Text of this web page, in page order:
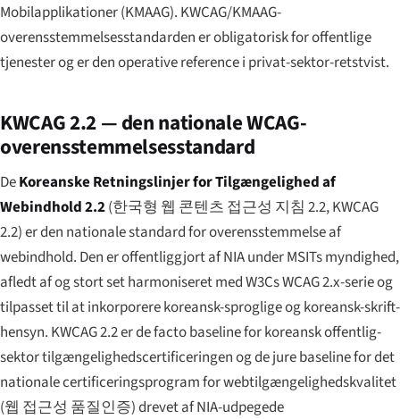
Mobilapplikationer (KMAAG). KWCAG/KMAAG-
overensstemmelses­standarden er obligatorisk for offentlige
tjenester og er den operative reference i privat-sektor-retstvist.
KWCAG 2.2 — den nationale WCAG-
overensstemmelses­standard
DeKoreanske Retningslinjer for Tilgængelighed af
Webindhold 2.2(한국형 웹 콘텐츠 접근성 지침 2.2, KWCAG
2.2) er den nationale standard for overensstemmelse af
webindhold. Den er offentliggjort af NIA under MSITs myndighed,
afledt af og stort set harmoniseret med W3Cs WCAG 2.x-serie og
tilpasset til at inkorporere koreansk-sproglige og koreansk-skrift-
hensyn. KWCAG 2.2 er de facto baseline for koreansk offentlig-
sektor tilgængeligheds­certificeringen og de jure baseline for det
nationale certificeringsprogram for web­tilgængeligheds­kvalitet
(웹 접근성 품질인증) drevet af NIA-udpegede